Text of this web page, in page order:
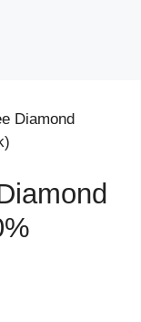
Diamond